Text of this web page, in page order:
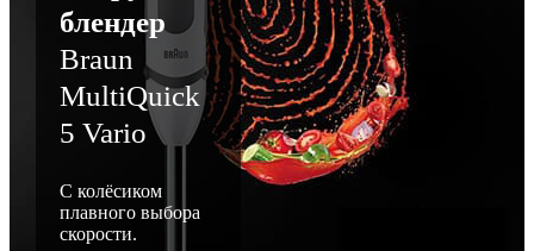
блендер
Braun
MultiQuick
5 Vario
С колёсиком
плавного выбора
скорости.